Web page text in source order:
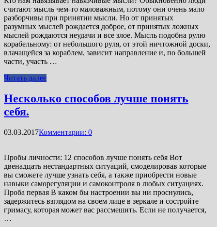
считают мысль чем-то маловажным, потому они очень мало
разборчивы при принятии мысли. Но от принятых
разумных мыслей рождается доброе, от принятых ложных
мыслей рождаются неудачи и все злое. Мысль подобна рулю
корабельному: от небольшого руля, от этой ничтожной доски,
влачащейся за кораблем, зависит направление и, по большей
части, участь …
Читать далее
Несколько способов лучше понять
себя.
03.03.2017Комментарии: 0
Пробы личности: 12 способов лучше понять себя Вот
двенадцать нестандартных ситуаций, смоделировав которые
вы сможете лучше узнать себя, а также приобрести новые
навыки саморегуляции и самоконтроля в любых ситуациях.
Проба первая В каком бы настроении вы ни проснулись,
задержитесь взглядом на своем лице в зеркале и состройте
гримасу, которая может вас рассмешить. Если не получается,
…